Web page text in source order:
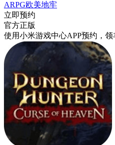
ARPG欧美地牢
立即预约
官方正版
使用小米游戏中心APP预约 ，